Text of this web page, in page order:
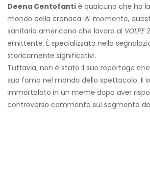
Deena Centofanti è qualcuno che ha
mondo della cronaca. Al momento,
sanitario americano che lavora al VOLPE 2
emittente. È specializzata nella
storicamente significativi.
Tuttavia, non è stato il suo reportage
sua fama nel mondo dello spettacolo. Il
immortalato in un meme dopo aver
controverso commento sul segmento